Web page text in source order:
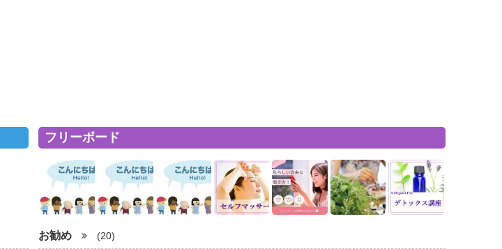
フリーボード
お勧め (20)